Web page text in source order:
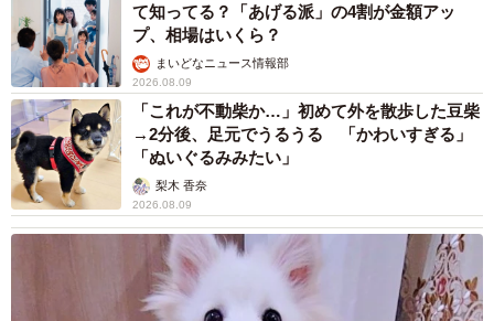
て知ってる？「あげる派」の4割が金額アッ
プ、相場はいくら？
まいどなニュース情報部
2026.08.09
「これが不動柴か…」初めて外を散歩した豆柴
→2分後、足元でうるうる 「かわいすぎる」
「ぬいぐるみみたい」
梨木 香奈
2026.08.09